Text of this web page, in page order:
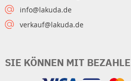
SIE KÖNNEN MIT
info@lakuda.de
verkauf@lakuda.de